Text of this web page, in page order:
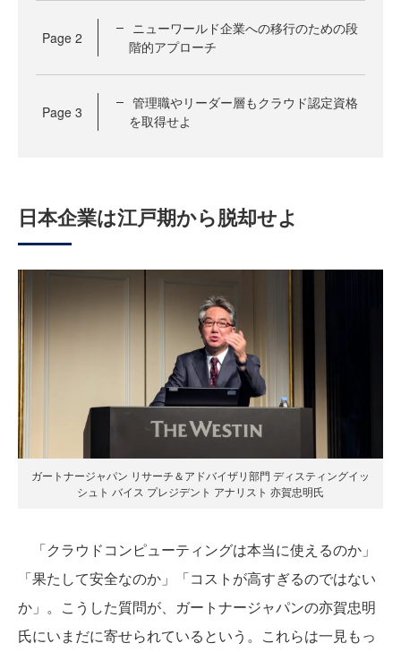
Page 2
ニューワールド企業への移行のための段
階的アプローチ
Page 3
管理職やリーダー層もクラウド認定資格
を取得せよ
日本企業は江戸期から脱却せよ
ガートナージャパン リサーチ＆アドバイザリ部門 ディスティングイッ
シュト バイス プレジデント アナリスト 亦賀忠明氏
「クラウドコンピューティングは本当に使えるのか」
「果たして安全なのか」「コストが高すぎるのではない
か」。こうした質問が、ガートナージャパンの亦賀忠明
氏にいまだに寄せられているという。これらは一見もっ